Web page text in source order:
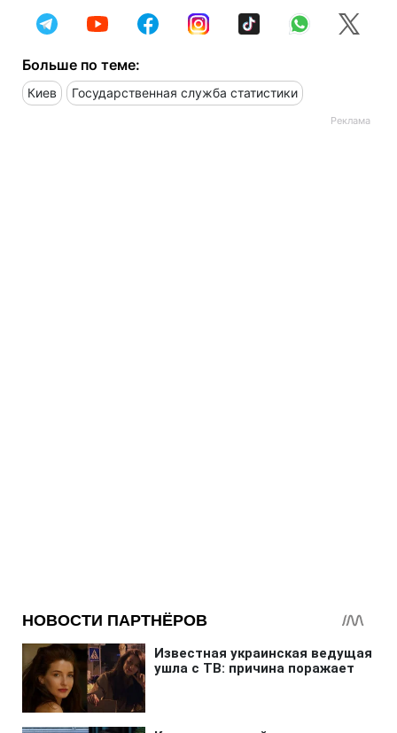
Больше по теме:
Киев Государственная служба статистики